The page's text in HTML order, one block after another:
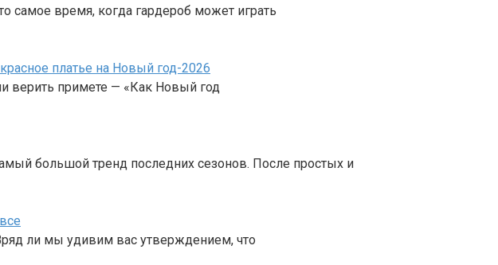
самое время, когда гардероб может играть
платье на Новый год-2026
верить примете — «Как Новый год
большой тренд последних сезонов. После простых и
ли мы удивим вас утверждением, что